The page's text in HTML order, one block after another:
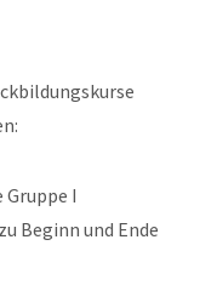
Gruppe I
Beginn und Ende